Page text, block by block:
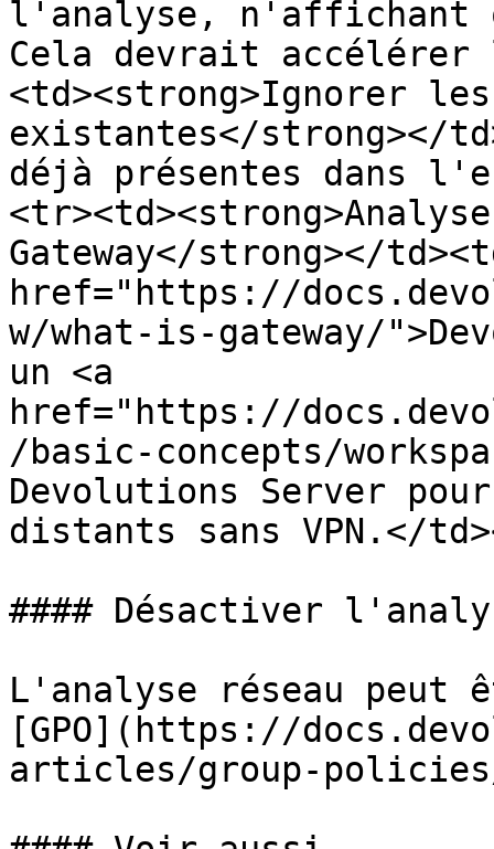
l'analyse, n'affichant
Cela devrait
<td><strong>Ignorer
existantes</strong></
déjà présentes dans
Gateway</strong></
href="https://
w/what-is-gateway/
un <a
href="https://
/basic-concepts/
Devolutions Server
distants sans VPN.</
#### Désactiver
L'analyse réseau peut
[GPO](https://
articles/group-